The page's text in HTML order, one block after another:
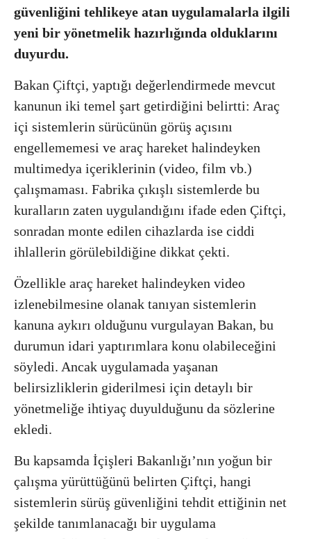
güvenliğini tehlikeye atan uygulamalarla ilgili
yeni bir yönetmelik hazırlığında olduklarını
duyurdu.
Bakan Çiftçi, yaptığı değerlendirmede mevcut
kanunun iki temel şart getirdiğini belirtti: Araç
içi sistemlerin sürücünün görüş açısını
engellememesi ve araç hareket halindeyken
multimedya içeriklerinin (video, film vb.)
çalışmaması. Fabrika çıkışlı sistemlerde bu
kuralların zaten uygulandığını ifade eden Çiftçi,
sonradan monte edilen cihazlarda ise ciddi
ihlallerin görülebildiğine dikkat çekti.
Özellikle araç hareket halindeyken video
izlenebilmesine olanak tanıyan sistemlerin
kanuna aykırı olduğunu vurgulayan Bakan, bu
durumun idari yaptırımlara konu olabileceğini
söyledi. Ancak uygulamada yaşanan
belirsizliklerin giderilmesi için detaylı bir
yönetmeliğe ihtiyaç duyulduğunu da sözlerine
ekledi.
Bu kapsamda İçişleri Bakanlığı’nın yoğun bir
çalışma yürüttüğünü belirten Çiftçi, hangi
sistemlerin sürüş güvenliğini tehdit ettiğinin net
şekilde tanımlanacağı bir uygulama